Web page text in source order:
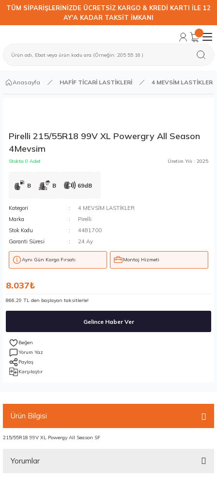
TÜM SİPARİŞLERİNİZDE ÜCRETSİZ KARGO & KREDİ KARTI İLE 12
AY'A KADAR TAKSİT İMKANI
Anasayfa HAFİF TİCARİ LASTİKLERİ 4 MEVSİM LASTİKLER
Pirelli 215/55R18 99V XL Powergry All Season
4Mevsim
Stokta 0 Adet Üretim Yılı : 2025
B B 69dB
Kategori
4 MEVSİM LASTİKLER
Marka
Pirelli
Stok Kodu
4481700
Garanti Süresi
24 Ay
Aynı Gün Kargo Fırsatı Montaj Hizmeti
8.037₺
866,29 TL den başlayan taksitlerle!
Gelince Haber Ver
Yorum Yaz
Paylaş
Karşılaştır
Ürün Bilgisi
215/55R18 99V XL Powergy All Season SF
Yorumlar